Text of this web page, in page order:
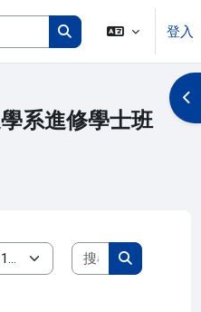
搜尋課程
搜尋課程
登入
系進修學士班
開
搜尋課程
搜尋課程